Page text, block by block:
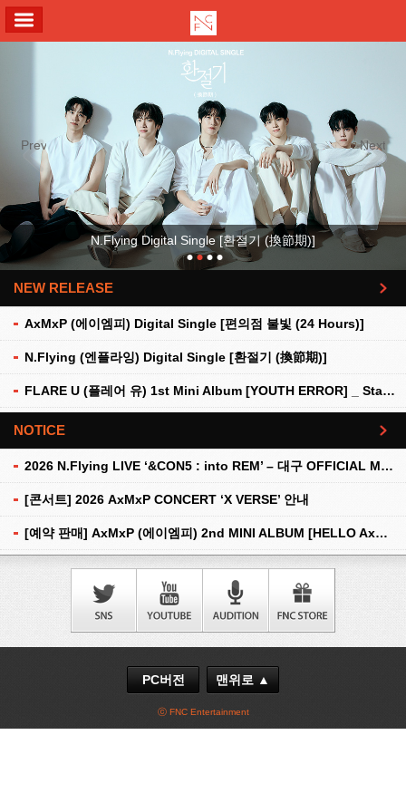
Previous Next
N.Flying Digital Single [환절기 (換節期)]
NEW RELEASE
AxMxP (에이엠피) Digital Single [편의점 불빛 (24 Hours)]
N.Flying (엔플라잉) Digital Single [환절기 (換節期)]
FLARE U (플레어 유) 1st Mini Album [YOUTH ERROR] _ Stationery Kit Ver.
더보기
NOTICE
2026 N.Flying LIVE ‘&CON5 : into REM’ – 대구 OFFICIAL MD 현장 판매 안내
[콘서트] 2026 AxMxP CONCERT ‘X VERSE’ 안내
[예약 판매] AxMxP (에이엠피) 2nd MINI ALBUM [HELLO AxMxP] 예약 판매 안내
더보기
PC버전 맨위로 ▲
ⓒ FNC Entertainment